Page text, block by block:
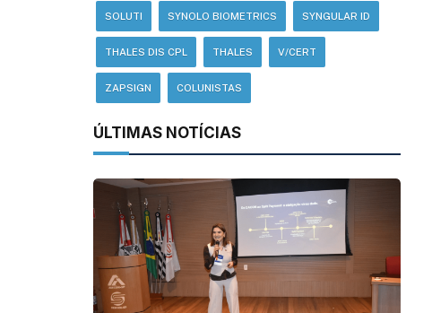
SOLUTI SYNOLO BIOMETRICS SYNGULAR ID
THALES DIS CPL THALES V/CERT
ZAPSIGN COLUNISTAS
ÚLTIMAS NOTÍCIAS